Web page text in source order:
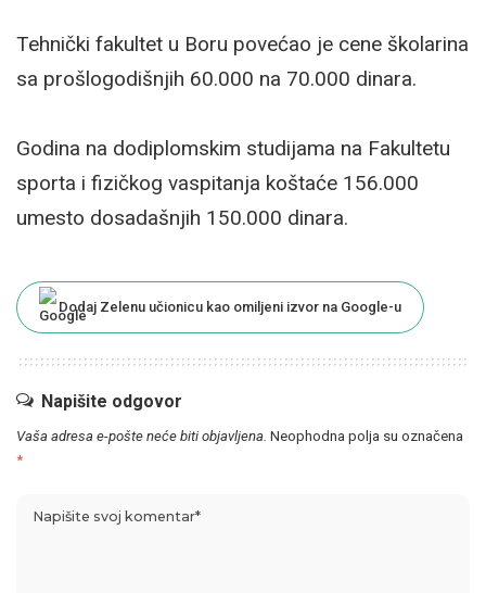
Tehnički fakultet u Boru povećao je cene školarina
sa prošlogodišnjih 60.000 na 70.000 dinara.
Godina na dodiplomskim studijama na Fakultetu
sporta i fizičkog vaspitanja koštaće 156.000
umesto dosadašnjih 150.000 dinara.
Dodaj Zelenu učionicu kao omiljeni izvor na Google-u
Napišite odgovor
Vaša adresa e-pošte neće biti objavljena. Neophodna polja su označena
*